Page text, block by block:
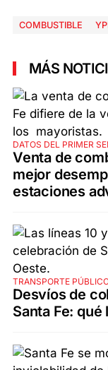
COMBUSTIBLE
MÁS
DATOS DEL PRIMER
Venta de
mejor
estaciones
TRANSPORTE
Desvíos de
Santa Fe: